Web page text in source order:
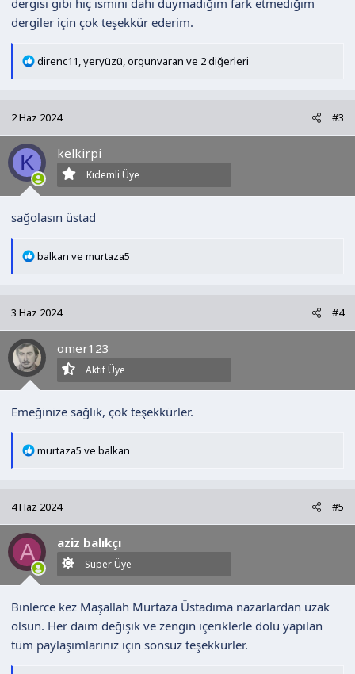
dergisi gibi hiç ismini dahi duymadığım fark etmediğim
dergiler için çok teşekkür ederim.
T
l
e
r
:
direnc11,yeryüzü,orgunvaran ve 2 diğerleri
2 Haz 2024 #3
K kelkirpi
Kıdemli Üye
sağolasın üstad
T
l
e
r
balkan ve murtaza5
3 Haz 2024 #4
omer123
Aktif Üye
Emeğinize sağlık, çok teşekkürler.
T
l
e
r
:
murtaza5 ve balkan
4 Haz 2024 #5
A aziz balıkçı
Süper Üye
Binlerce kez Maşallah Murtaza Üstadıma nazarlardan uzak
olsun. Her daim değişik ve zengin içeriklerle dolu yapılan
tüm paylaşımlarınız için sonsuz teşekkürler.